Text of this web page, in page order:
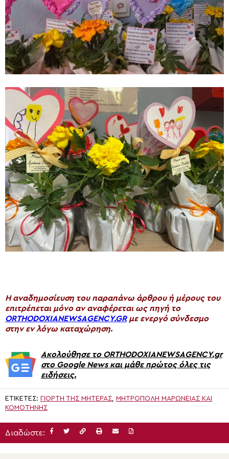
H αναδημοσίευση του παραπάνω άρθρου ή μέρους του
επιτρέπεται μόνο αν αναφέρεται ως πηγή το
ORTHODOXIANEWSAGENCY.GRμε ενεργό σύνδεσμο
στην εν λόγω καταχώρηση.
Ακολούθησε το ORTHODOXIANEWSAGENCY.gr
στο Google News και μάθε πρώτος όλες τις
ειδήσεις.
ΕΤΙΚΈΤΕΣ: ΓΙΟΡΤΗ ΤΗΣ ΜΗΤΕΡΑΣ, ΜΗΤΡΌΠΟΛΗ ΜΑΡΩΝΕΊΑΣ ΚΑΙ
ΚΟΜΟΤΗΝΉΣ
Διαδώστε: